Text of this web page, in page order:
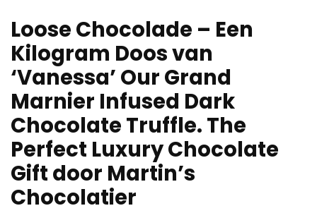
Loose Chocolade – Een
Kilogram Doos van
‘Vanessa’ Our Grand
Marnier Infused Dark
Chocolate Truffle. The
Perfect Luxury Chocolate
Gift door Martin’s
Chocolatier